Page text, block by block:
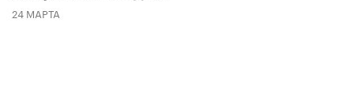
24 МАРТА